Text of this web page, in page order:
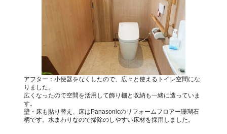
アフター：小便器をなくしたので、広々と使えるトイレ空間にな
りました。
広くなったので空間を活用して飾り棚と収納も一緒に造っていま
す。
壁・床も貼り替え、床はPanasonicのリフォームフロアー珊瑚石
柄です。水まわりなので掃除のしやすい床材を採用しました。